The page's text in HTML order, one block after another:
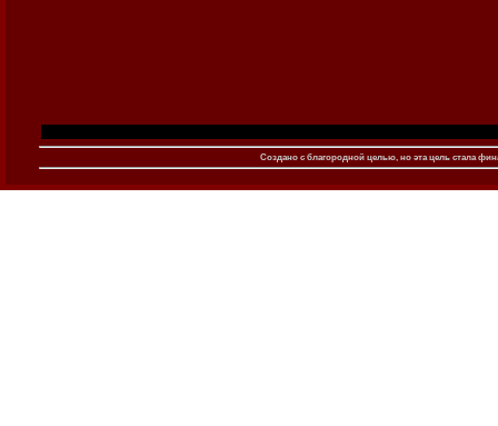
Создано c благородной целью, но эта цель стала